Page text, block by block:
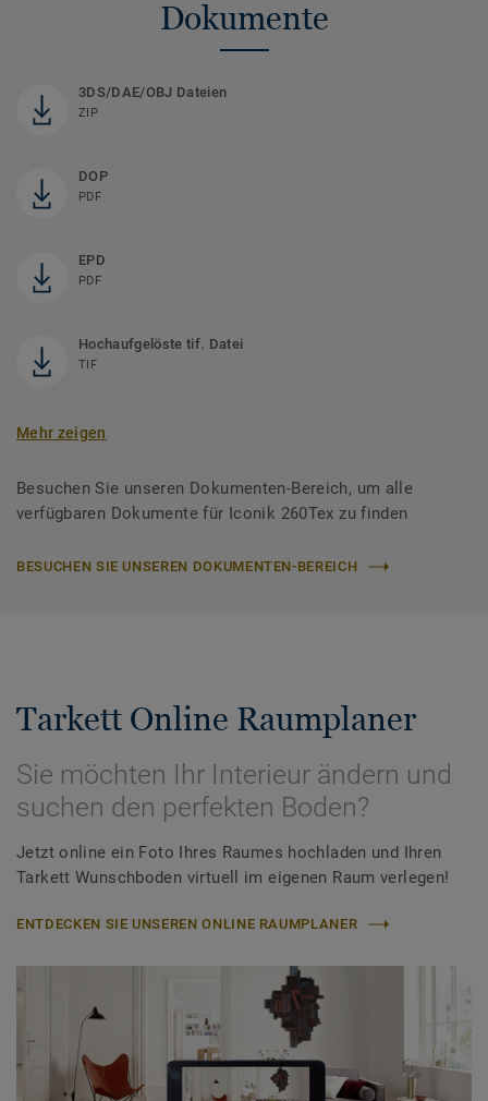
Dokumente
3DS/DAE/OBJ Dateien
ZIP
DOP
PDF
EPD
PDF
Hochaufgelöste tif. Datei
TIF
Mehr zeigen
Besuchen Sie unseren Dokumenten-Bereich, um alle
verfügbaren Dokumente für Iconik 260Tex zu finden
BESUCHEN SIE UNSEREN DOKUMENTEN-BEREICH
Tarkett Online Raumplaner
Sie möchten Ihr Interieur ändern und
suchen den perfekten Boden?
Jetzt online ein Foto Ihres Raumes hochladen und Ihren
Tarkett Wunschboden virtuell im eigenen Raum verlegen!
ENTDECKEN SIE UNSEREN ONLINE RAUMPLANER